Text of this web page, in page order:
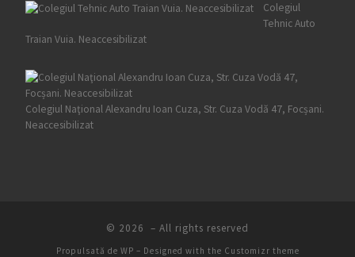
Colegiul
Tehnic Auto
Traian Vuia. Neaccesibilizat
Colegiul Naţional Alexandru Ioan Cuza, Str. Cuza Vodă 47, Focșani.
Neaccesibilizat
© 2026 – All rights reserved
Propulsată de WP – Designed with the Customizr theme